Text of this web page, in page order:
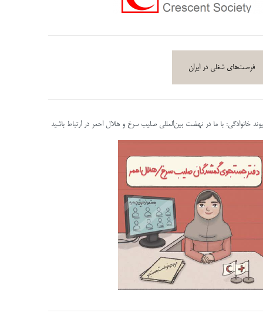
فرصت‌های شغلی در ایران
خانوادگی: با ما در نهضت بین‌المللی صلیب سرخ و هلال احمر در ارتباط باشید